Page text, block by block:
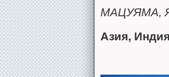
МАЦУЯМА,
Азия,